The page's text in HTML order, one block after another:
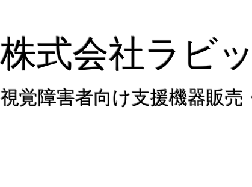
株式会社ラビ
視覚障害者向け支援機器販売